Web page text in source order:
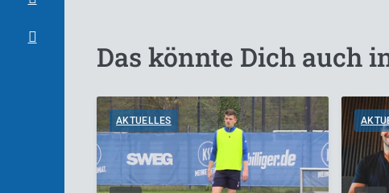
Das könnte Dich auch
AKTUELLES